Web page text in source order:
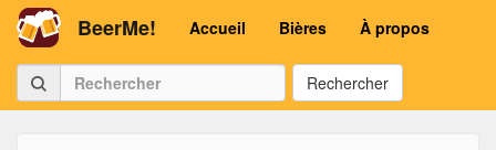
BeerMe! Accueil Bières À propos
Rechercher